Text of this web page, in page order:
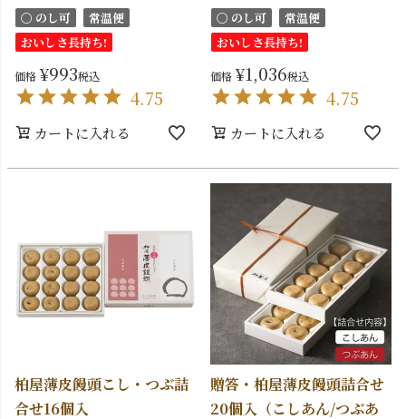
〇 のし可
常温便
おいしさ長持ち!
価格 ¥993税込
4.75
カートに入れる
〇 のし可
常温便
おいしさ長持ち!
価格 ¥1,036税込
4.75
カートに入れる
柏屋薄皮饅頭こし・つぶ詰
合せ16個入
贈答・柏屋薄皮饅頭詰合せ
20個入（こしあん/つぶあ